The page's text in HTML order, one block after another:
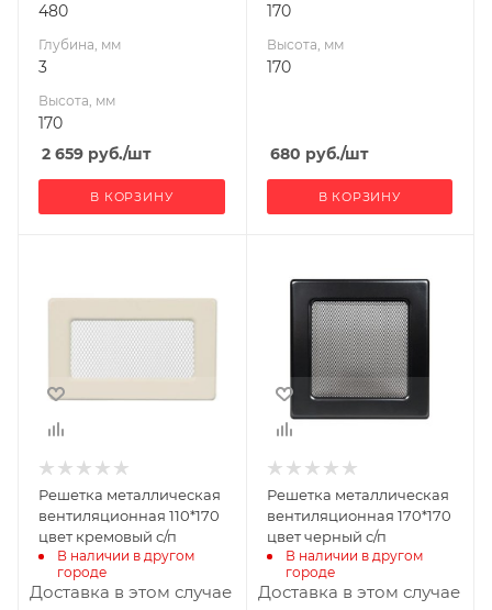
480
Глубина, мм
3
Высота, мм
170
2 659 руб./шт
В КОРЗИНУ
170
Высота, мм
170
680 руб./шт
В КОРЗИНУ
Глубина, мм
Высота, мм
110
Материал
Металл
Решетка металлическая
вентиляционная 110*170
цвет кремовый с/п
В наличии в другом
городе
Доставка в этом случае
170
Глубина, мм
Высота, мм
170
Материал
Металл
Решетка металлическая
вентиляционная 170*170
цвет черный с/п
В наличии в другом
городе
Доставка в этом случае